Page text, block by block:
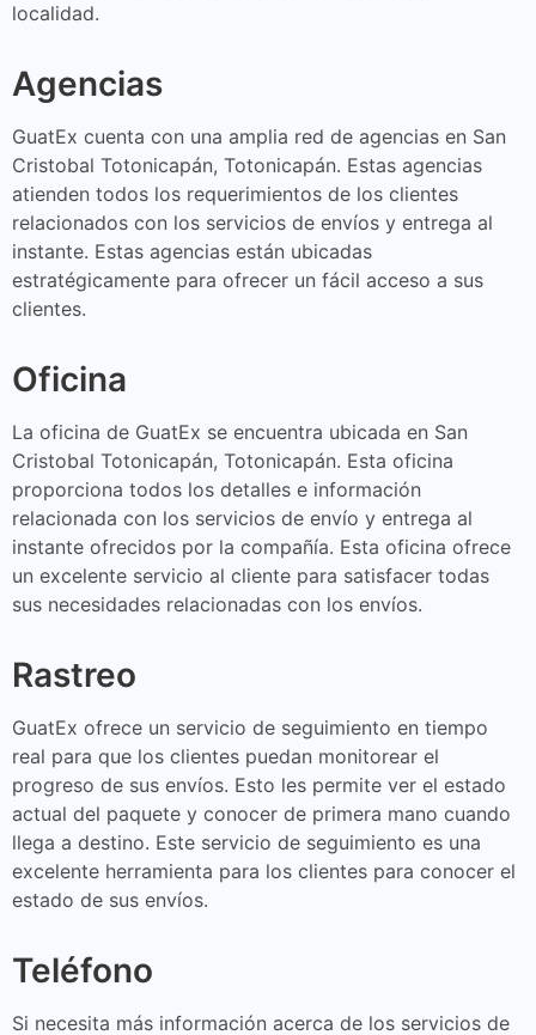
localidad.
Agencias
GuatEx cuenta con una amplia red de agencias en San
Cristobal Totonicapán, Totonicapán. Estas agencias
atienden todos los requerimientos de los clientes
relacionados con los servicios de envíos y entrega al
instante. Estas agencias están ubicadas
estratégicamente para ofrecer un fácil acceso a sus
clientes.
Oficina
La oficina de GuatEx se encuentra ubicada en San
Cristobal Totonicapán, Totonicapán. Esta oficina
proporciona todos los detalles e información
relacionada con los servicios de envío y entrega al
instante ofrecidos por la compañía. Esta oficina ofrece
un excelente servicio al cliente para satisfacer todas
sus necesidades relacionadas con los envíos.
Rastreo
GuatEx ofrece un servicio de seguimiento en tiempo
real para que los clientes puedan monitorear el
progreso de sus envíos. Esto les permite ver el estado
actual del paquete y conocer de primera mano cuando
llega a destino. Este servicio de seguimiento es una
excelente herramienta para los clientes para conocer el
estado de sus envíos.
Teléfono
Si necesita más información acerca de los servicios de